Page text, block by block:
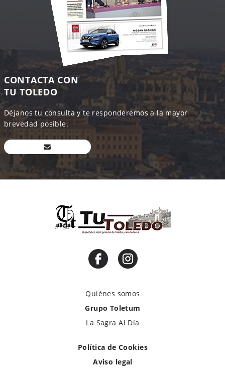
CONTACTA CON
TU TOLEDO
Déjanos tu consulta y te responderemos a la mayor
brevedad posible.
Quiénes somos
Grupo Toletum
La Sagra Al Día
Política de Cookies
Aviso legal